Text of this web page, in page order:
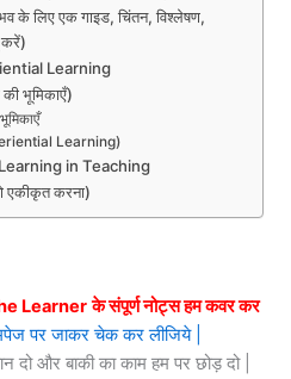
के लिए एक गाइड, चिंतन, विश्लेषण,
करें)
Learning
भूमिकाएँ)
Learning)
in Teaching
एकीकृत करना)
Learner के संपूर्ण नोट्स हम कवर कर
पर जाकर चेक कर लीजिये |
दो और बाकी का काम हम पर छोड़ दो |